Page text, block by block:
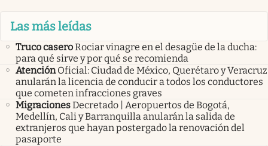
Las más leídas
Truco caseroRociar vinagre en el desagüe de la ducha:
para qué sirve y por qué se recomienda
Atención Oficial: Ciudad de México, Querétaro y Veracruz
anularán la licencia de conducir a todos los conductores
que cometen infracciones graves
MigracionesDecretado | Aeropuertos de Bogotá,
Medellín, Cali y Barranquilla anularán la salida de
extranjeros que hayan postergado la renovación del
pasaporte